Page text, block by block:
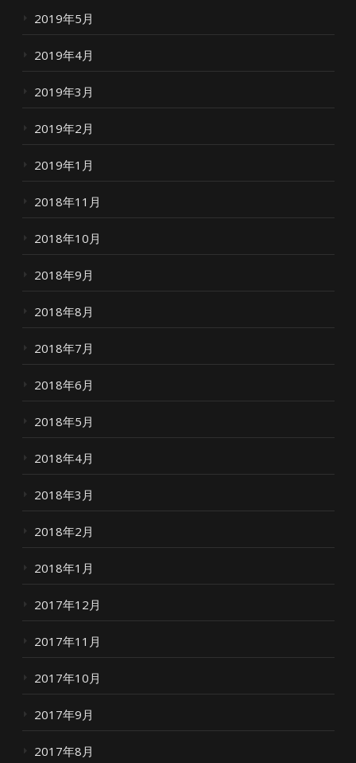
2019年5月
2019年4月
2019年3月
2019年2月
2019年1月
2018年11月
2018年10月
2018年9月
2018年8月
2018年7月
2018年6月
2018年5月
2018年4月
2018年3月
2018年2月
2018年1月
2017年12月
2017年11月
2017年10月
2017年9月
2017年8月